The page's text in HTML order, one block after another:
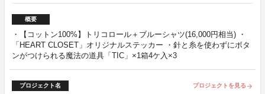
概要
・【コットン100%】トリコロール＋ブルーシャツ(16,000円相当) ・
「HEART CLOSET」オリジナルステッカー ・針と糸を使わずにボタ
ンがつけられる魔法の道具「TIC」×1箱4ケ入×3
プロジェクト名 プロジェクトを見る arrow_forward